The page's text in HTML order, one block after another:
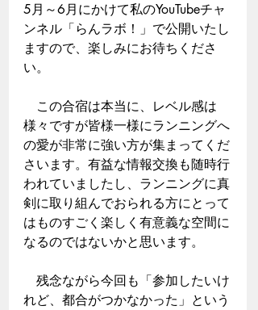
5月～6月にかけて私のYouTubeチャ
ンネル「らんラボ！」で公開いたし
ますので、楽しみにお待ちくださ
い。
この合宿は本当に、レベル感は
様々ですが皆様一様にランニングへ
の愛が非常に強い方が集まってくだ
さいます。有益な情報交換も随時行
われていましたし、ランニングに真
剣に取り組んでおられる方にとって
はものすごく楽しく有意義な空間に
なるのではないかと思います。
残念ながら今回も「参加したいけ
れど、都合がつかなかった」という